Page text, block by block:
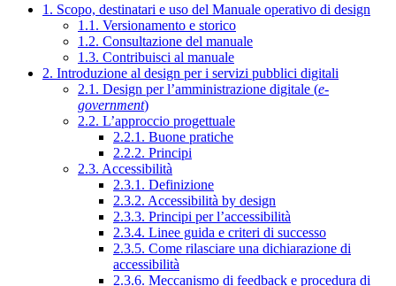
1. Scopo, destinatari e uso del Manuale operativo di design
1.1. Versionamento e storico
1.2. Consultazione del manuale
1.3. Contribuisci al manuale
2. Introduzione al design per i servizi pubblici digitali
2.1. Design per l’amministrazione digitale (e-
government)
2.2. L’approccio progettuale
2.2.1. Buone pratiche
2.2.2. Principi
2.3. Accessibilità
2.3.1. Definizione
2.3.2. Accessibilità by design
2.3.3. Principi per l’accessibilità
2.3.4. Linee guida e criteri di successo
2.3.5. Come rilasciare una dichiarazione di
accessibilità
2.3.6. Meccanismo di feedback e procedura di